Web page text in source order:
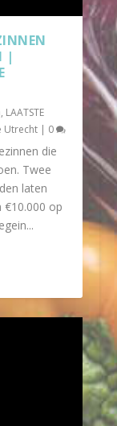
|
, LAATSTE
Utrecht| 0
die
Twee
laten
op